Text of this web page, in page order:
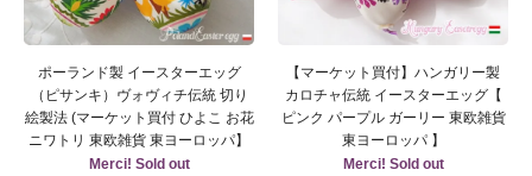
ポーランド製 イースターエッグ
（ピサンキ）ヴォヴィチ伝統 切り
絵製法 (マーケット買付 ひよこ お花
ニワトリ 東欧雑貨 東ヨーロッパ】
Merci! Sold out
【マーケット買付】ハンガリー製
カロチャ伝統 イースターエッグ【
ピンク パープル ガーリー 東欧雑貨
東ヨーロッパ 】
Merci! Sold out